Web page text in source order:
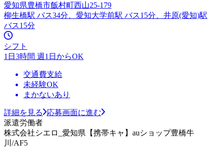
愛知県豊橋市飯村町西山25-179
柳生橋駅 バス34分、愛知大学前駅 バス15分、井原(愛知)駅
バス15分
シフト
1日3時間 週1日からOK
交通費支給
未経験OK
まかないあり
詳細を見る
応募画面に進む
派遣労働者
株式会社シエロ_愛知県【携帯キャ】auショップ豊橋牛
川/AF5